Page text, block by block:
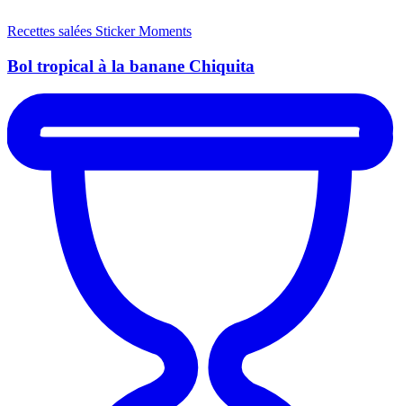
Recettes salées Sticker Moments
Bol tropical à la banane Chiquita